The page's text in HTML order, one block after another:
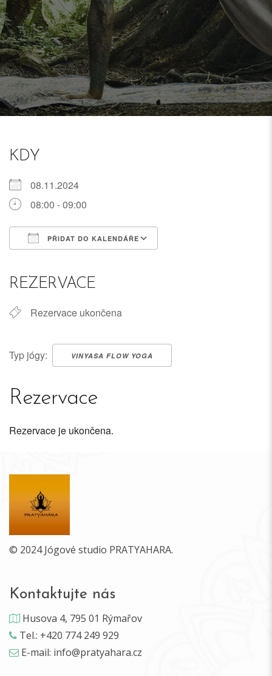
KDY
08.11.2024
08:00 - 09:00
PŘIDAT DO KALENDÁŘE
REZERVACE
Rezervace ukončena
Typ jógy: VINYASA FLOW YOGA
Rezervace
Rezervace je ukončena.
© 2024 Jógové studio PRATYAHARA.
Kontaktujte nás
Husova 4, 795 01 Rýmařov
Tel.: +420 774 249 929
E-mail: info@pratyahara.cz